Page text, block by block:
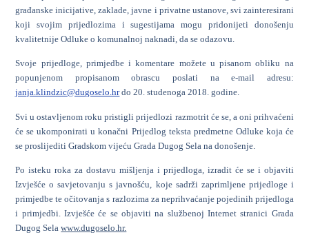
građanske inicijative, zaklade, javne i privatne ustanove, svi zainteresirani
koji svojim prijedlozima i sugestijama mogu pridonijeti donošenju
kvalitetnije Odluke o komunalnoj naknadi, da se odazovu.
Svoje prijedloge, primjedbe i komentare možete u pisanom obliku na
popunjenom propisanom obrascu poslati na e-mail adresu:
janja.klindzic@dugoselo.hrdo 20. studenoga 2018. godine.
Svi u ostavljenom roku pristigli prijedlozi razmotrit će se, a oni prihvaćeni
će se ukomponirati u konačni Prijedlog teksta predmetne Odluke koja će
se proslijediti Gradskom vijeću Grada Dugog Sela na donošenje.
Po isteku roka za dostavu mišljenja i prijedloga, izradit će se i objaviti
Izvješće o savjetovanju s javnošću, koje sadrži zaprimljene prijedloge i
primjedbe te očitovanja s razlozima za neprihvaćanje pojedinih prijedloga
i primjedbi. Izvješće će se objaviti na službenoj Internet stranici Grada
Dugog Selawww.dugoselo.hr.